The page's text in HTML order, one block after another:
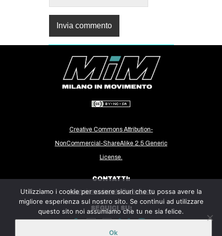
Creative Commons Attribution-
NonCommercial-ShareAlike 2.5 Generic
License.
CONTATTI:
milanoinmovimento@gmail.com
SEGUICI SU:
Utilizziamo i cookie per essere sicuri che tu possa avere la
migliore esperienza sul nostro sito. Se continui ad utilizzare
questo sito noi assumiamo che tu ne sia felice.
Ok